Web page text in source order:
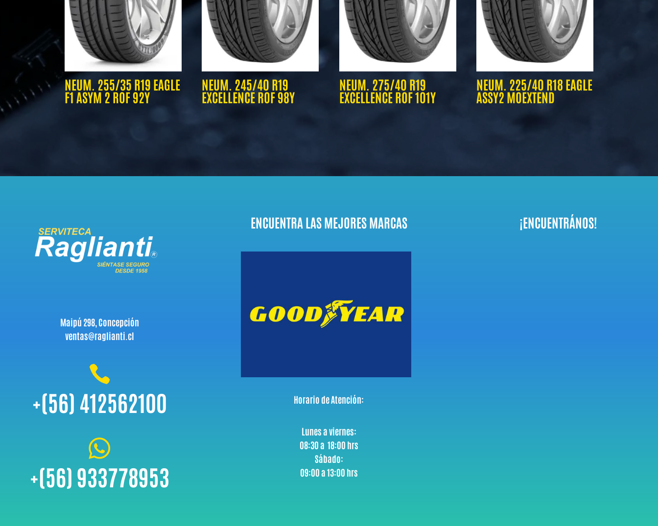
NEUM. 255/35 R19 EAGLE
F1 ASYM 2 ROF 92Y
NEUM. 245/40 R19
EXCELLENCE ROF 98Y
NEUM. 275/40 R19
EXCELLENCE ROF 101Y
NEUM. 225/40 R18 EAGLE
ASSY2 MOEXTEND
Maipú 298, Concepción
ventas@raglianti.cl

+(56) 412562100

+(56) 933778953
ENCUENTRA LAS MEJORES MARCAS
Horario de Atención:
Lunes a viernes:
08:30 a 18:00 hrs
Sábado:
09:00 a 13:00 hrs
¡ENCUENTRÁNOS!